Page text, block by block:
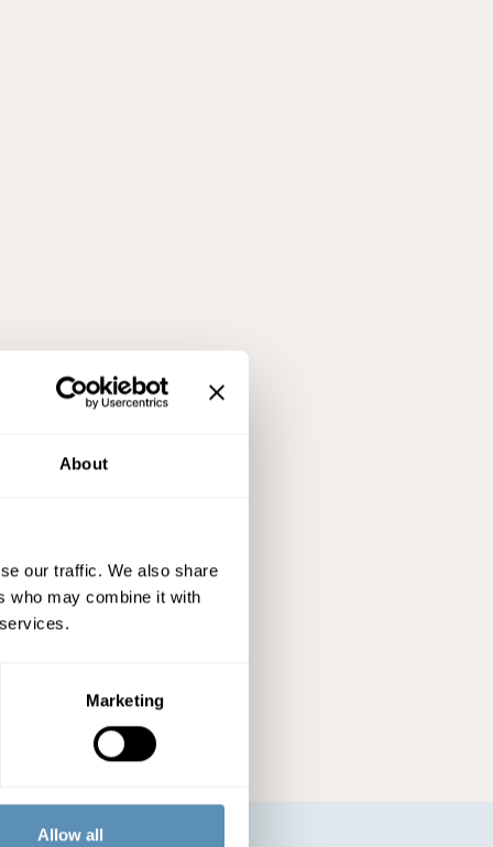
About
our traffic. We also share
who may combine it with
Marketing
Allow all